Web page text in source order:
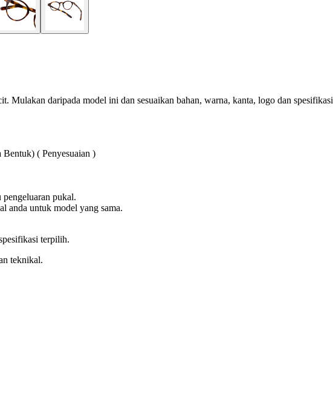
daripada model ini dan sesuaikan bahan, warna, kanta, logo dan
( Penyesuaian )
pengeluaran pukal.
anda untuk model yang sama.
terpilih.
teknikal.